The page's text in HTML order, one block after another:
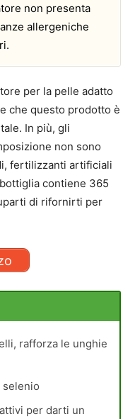
non presenta
allergeniche
per la pelle adatto
che questo prodotto è
In più, gli
non sono
fertilizzanti artificiali
contiene 365
di rifornirti per
rafforza le unghie
selenio
per darti un